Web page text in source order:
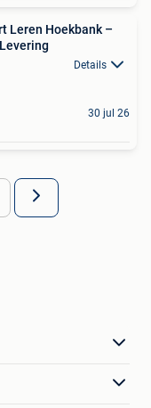
Leren Hoekbank –
Details
30 jul 26